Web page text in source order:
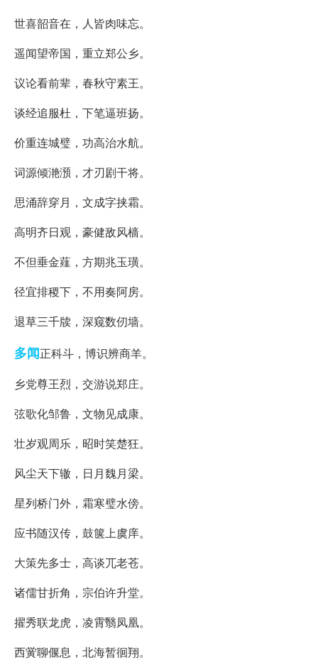
世喜韶音在，人皆肉味忘。
遥闻望帝国，重立郑公乡。
议论看前辈，春秋守素王。
谈经追服杜，下笔逼班扬。
价重连城璧，功高治水航。
词源倾滟澦，才刃剧干将。
思涌辞穿月，文成字挟霜。
高明齐日观，豪健敌风樯。
不但垂金薤，方期兆玉璜。
径宜排稷下，不用奏阿房。
退草三千牍，深窥数仞墙。
多闻正科斗，博识辨商羊。
乡党尊王烈，交游说郑庄。
弦歌化邹鲁，文物见成康。
壮岁观周乐，昭时笑楚狂。
风尘天下辙，日月魏月梁。
星列桥门外，霜寒璧水傍。
应书随汉传，鼓箧上虞庠。
大策先多士，高谈兀老苍。
诸儒甘折角，宗伯许升堂。
擢秀联龙虎，凌霄翳凤凰。
西黉聊偃息，北海暂徊翔。